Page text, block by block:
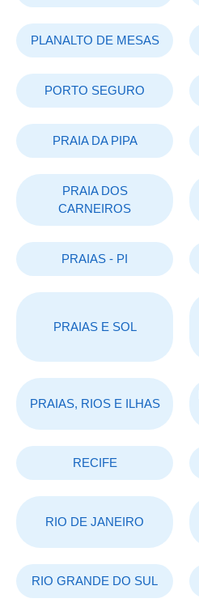
PLANALTO DE MESAS
PORTO SEGURO
PRAIA DA PIPA
PRAIA DOS
CARNEIROS
PRAIAS - PI
PRAIAS E SOL
PRAIAS, RIOS E ILHAS
RECIFE
RIO DE JANEIRO
RIO GRANDE DO SUL